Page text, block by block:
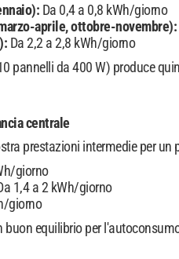
Da 0,4 a 0,8 kWh/giorno
aprile, ottobre-novembre):
Da 2,2 a 2,8 kWh/giorno
pannelli da 400 W) produce
centrale
prestazioni intermedie per un
giorno
1,4 a 2 kWh/giorno
giorno
buon equilibrio per